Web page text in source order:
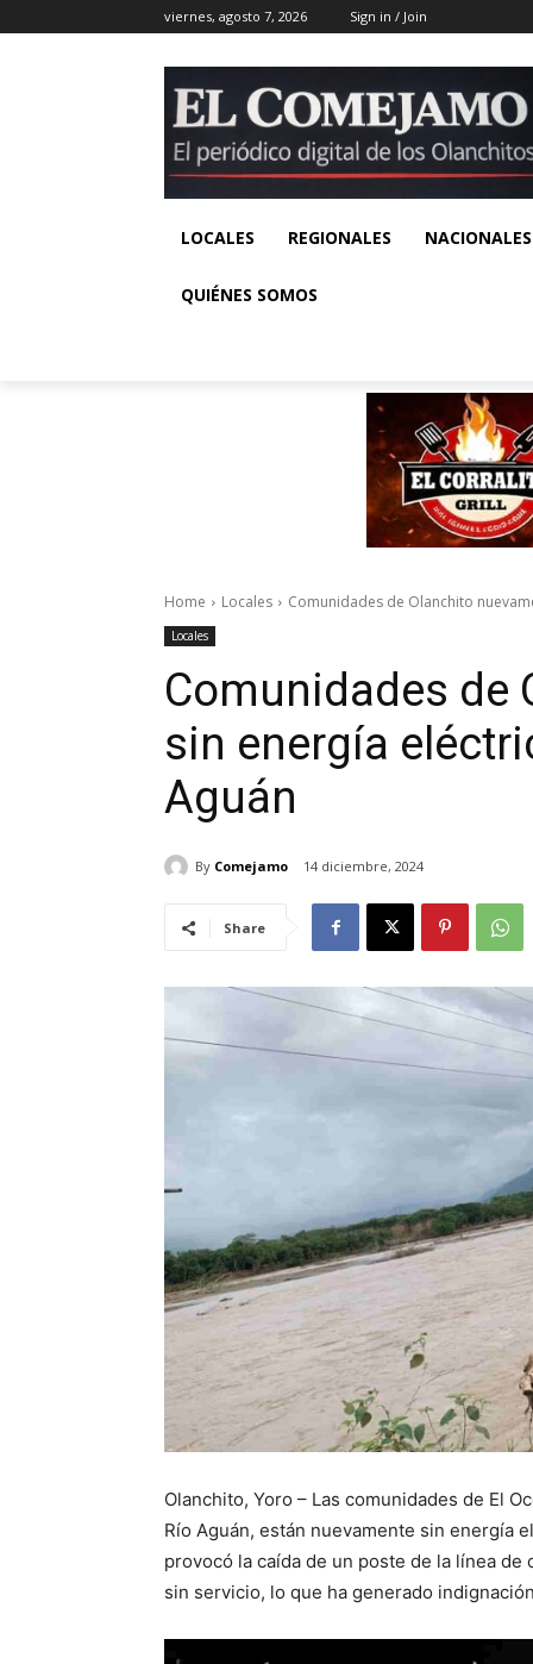
viernes, agosto 7, 2026 Sign in / Join
LOCALES REGIONALES NACIONALES
QUIÉNES SOMOS
Home Locales Comunidades de Olanchito
Locales
Comunidades de
sin energía
Aguán
By Comejamo 14 diciembre, 2024
Share
Olanchito, Yoro – Las comunidades de El
Río Aguán, están nuevamente sin energía
provocó la caída de un poste de la línea
sin servicio, lo que ha generado